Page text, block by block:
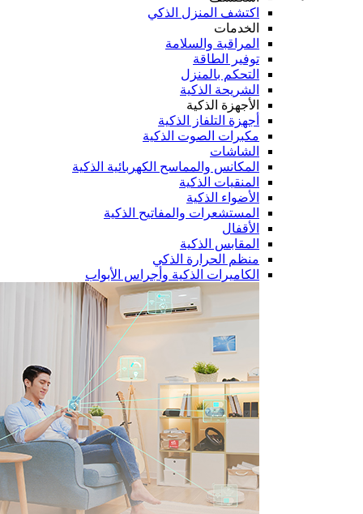
اكتشف المنزل الذكي
الخدمات
المراقبة والسلامة
توفير الطاقة
التحكم بالمنزل
الشريحة الذكية
الأجهزة الذكية
أجهزة التلفاز الذكية
مكبرات الصوت الذكية
الشاشات
المكانس والمماسح الكهربائية الذكية
المنقيات الذكية
الأضواء الذكية
المستشعرات والمفاتيح الذكية
الأقفال
المقابس الذكية
منظم الحرارة الذكي
الكاميرات الذكية وأجراس الأبواب